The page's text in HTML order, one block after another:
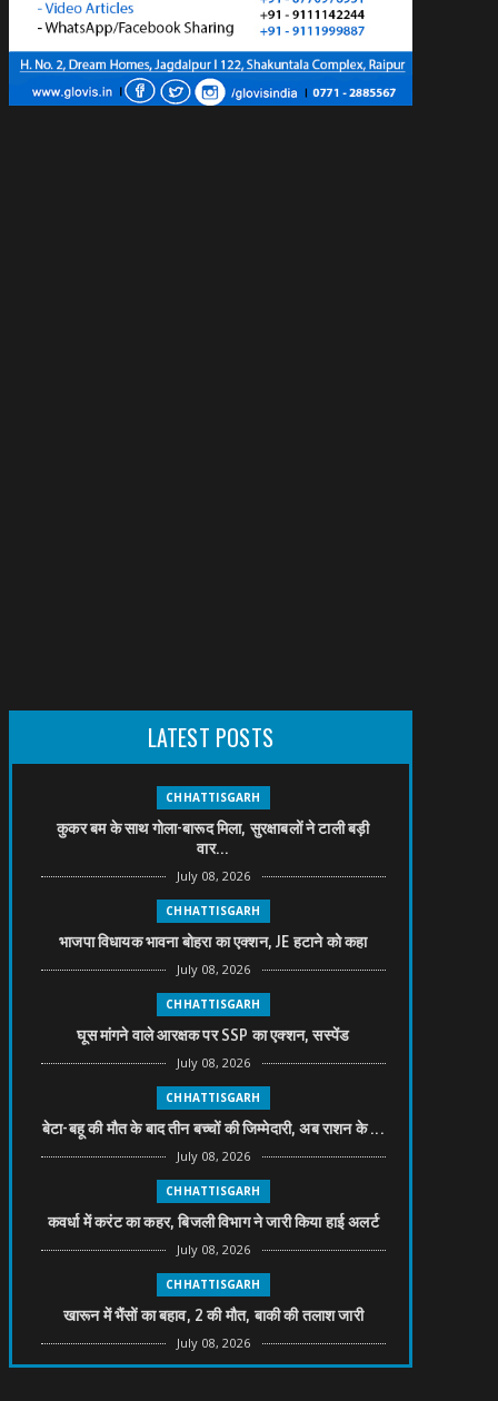
LATEST POSTS
CHHATTISGARH
कुकर बम के साथ गोला-बारूद मिला, सुरक्षाबलों ने टाली बड़ी
वार...
July 08, 2026
CHHATTISGARH
भाजपा विधायक भावना बोहरा का एक्शन, JE हटाने को कहा
July 08, 2026
CHHATTISGARH
घूस मांगने वाले आरक्षक पर SSP का एक्शन, सस्पेंड
July 08, 2026
CHHATTISGARH
बेटा-बहू की मौत के बाद तीन बच्चों की जिम्मेदारी, अब राशन के ...
July 08, 2026
CHHATTISGARH
कवर्धा में करंट का कहर, बिजली विभाग ने जारी किया हाई अलर्ट
July 08, 2026
CHHATTISGARH
खारून में भैंसों का बहाव, 2 की मौत, बाकी की तलाश जारी
July 08, 2026